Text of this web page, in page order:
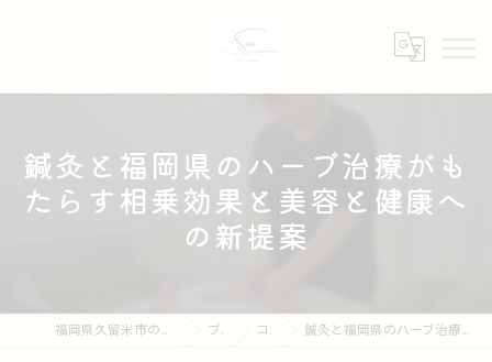
鍼灸と福岡県のハーブ治療がも
たらす相乗効果と美容と健康へ
の新提案
福岡県久留米市の鍼灸ならプライベート鍼灸院 Soin ブログ コラム 鍼灸と福岡県のハーブ治療がもたらす相乗効果と美容と健康への新提案